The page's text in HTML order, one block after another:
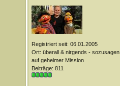
Registriert seit: 06.01.2005
Ort: überall & nirgends - sozusagen
auf geheimer Mission
Beiträge: 811